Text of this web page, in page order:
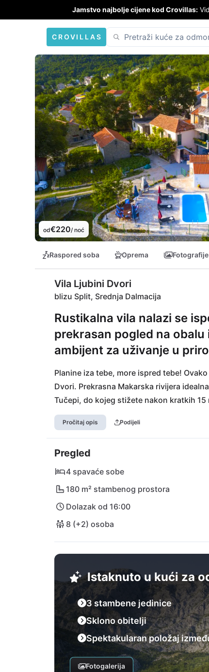
Jamstvo najbolje cijene kod Crovillas:
CROVILLAS
od€220/ noć
Raspored soba Oprema Fotografije
Vila Ljubini Dvori
blizu Split, Srednja Dalmacija
Rustikalna vila nalazi se
prekrasan pogled na
ambijent za uživanje u
Planine iza tebe, more ispred tebe!
Dvori. Prekrasna Makarska rivijera
Tučepi, do kojeg stižete nakon kratkih
šljunčana plaža duga je puna 4 km! Do
samo 10 minuta. Prekrasna šetnica i
šljunčane plaže za rashlađivanje u
također imate priliku završiti dan u nekoj
zračna luka Split (SPU) udaljena je 80 km.
Pročitaj opis Podijeli
Pregled
4 spavaće sobe
180 m² stambenog prostora
Dolazak od 16:00
8 (+2) osoba
Istaknuto u kući za
3 stambene jedinice
Sklono obitelji
Spektakularan položaj
Fotogalerija